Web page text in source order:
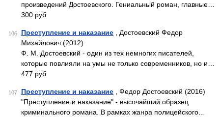
произведений Достоевского. Гениальный роман, главные…
300 руб
106 Преступление и наказание , Достоевский Федор
Михайлович (2012)
Ф. М. Достоевский - один из тех немногих писателей,
которые повлияли на умы не только современников, но и…
477 руб
107 Преступление и наказание , Федор Достоевский (2016)
"Преступление и наказание" - высочайший образец
криминального романа. В рамках жанра полицейского…